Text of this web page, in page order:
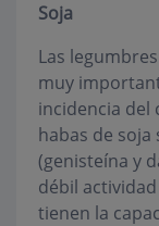
Soja
Las
muy
incidencia del
habas de soja
(genisteína y
débil
tienen la